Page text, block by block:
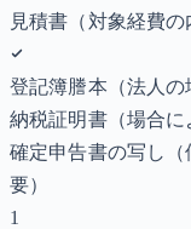
見積書（対象経費の
登記簿謄本（法人の
納税証明書（場合に
確定申告書の写し（
要）
1